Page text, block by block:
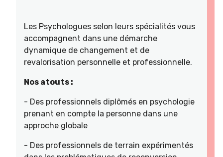
Les Psychologues selon leurs spécialités vous
accompagnent dans une démarche
dynamique de changement et de
revalorisation personnelle et professionnelle.
Nos atouts :
- Des professionnels diplômés en psychologie
prenant en compte la personne dans une
approche globale
- Des professionnels de terrain expérimentés